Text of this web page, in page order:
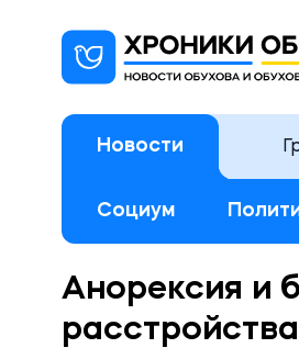
Новости
Социум
Анорексия и
расстройства